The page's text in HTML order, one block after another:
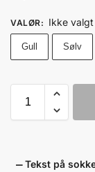
VALØR: Ikke valgt
Gull Sølv
Tekst på